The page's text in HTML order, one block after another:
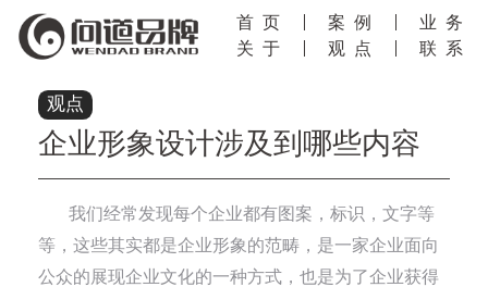
首页 案例
业务
关于
观点 联系
观点
企业形象设计涉及到哪些内容
我们经常发现每个企业都有图案，标识，文字等
等，这些其实都是企业形象的范畴，是一家企业面向
公众的展现企业文化的一种方式，也是为了企业获得